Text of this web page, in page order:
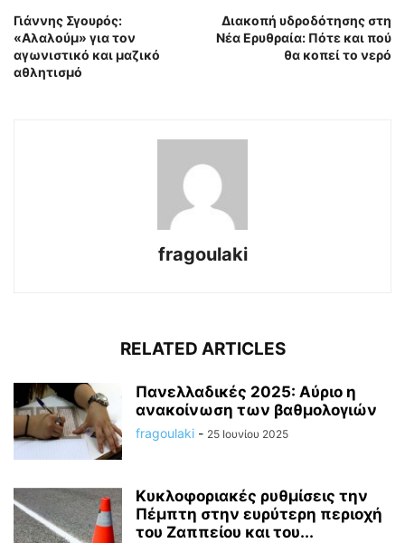
Γιάννης Σγουρός:
«Αλαλούμ» για τον
αγωνιστικό και μαζικό
αθλητισμό
Διακοπή υδροδότησης στη
Νέα Ερυθραία: Πότε και πού
θα κοπεί το νερό
fragoulaki
RELATED ARTICLES
Πανελλαδικές 2025: Αύριο η
ανακοίνωση των βαθμολογιών
fragoulaki - 25 Ιουνίου 2025
Κυκλοφοριακές ρυθμίσεις την
Πέμπτη στην ευρύτερη περιοχή
του Ζαππείου και του...